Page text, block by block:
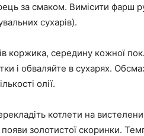
за смаком. Вимісити фарш
сухарів).
коржика, середину кожної
і обваляйте в сухарях.
олії.
котлети на
золотистої скоринки.